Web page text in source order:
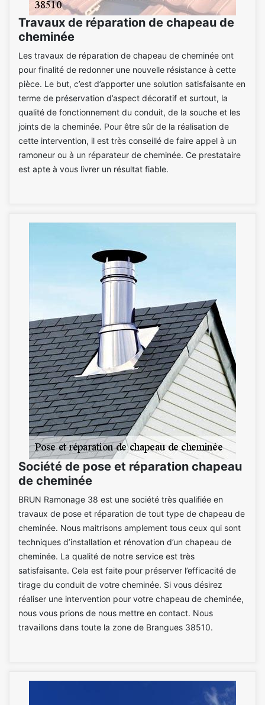
Travaux de réparation de chapeau de
cheminée
Les travaux de réparation de chapeau de cheminée ont
pour finalité de redonner une nouvelle résistance à cette
pièce. Le but, c’est d’apporter une solution satisfaisante en
terme de préservation d’aspect décoratif et surtout, la
qualité de fonctionnement du conduit, de la souche et les
joints de la cheminée. Pour être sûr de la réalisation de
cette intervention, il est très conseillé de faire appel à un
ramoneur ou à un réparateur de cheminée. Ce prestataire
est apte à vous livrer un résultat fiable.
Société de pose et réparation chapeau
de cheminée
BRUN Ramonage 38 est une société très qualifiée en
travaux de pose et réparation de tout type de chapeau de
cheminée. Nous maitrisons amplement tous ceux qui sont
techniques d’installation et rénovation d’un chapeau de
cheminée. La qualité de notre service est très
satisfaisante. Cela est faite pour préserver l’efficacité de
tirage du conduit de votre cheminée. Si vous désirez
réaliser une intervention pour votre chapeau de cheminée,
nous vous prions de nous mettre en contact. Nous
travaillons dans toute la zone de Brangues 38510.